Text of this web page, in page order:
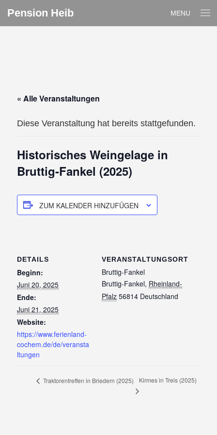
Pension Heib MENU
« Alle Veranstaltungen
Diese Veranstaltung hat bereits stattgefunden.
Historisches Weingelage in
Bruttig-Fankel (2025)
ZUM KALENDER HINZUFÜGEN
DETAILS
Beginn:
Juni 20, 2025
Ende:
Juni 21, 2025
Website:
https://www.ferienland-
cochem.de/de/veransta
ltungen
VERANSTALTUNGSORT
Bruttig-Fankel
Bruttig-Fankel, Rheinland-
Pfalz 56814 Deutschland
Traktorentreffen in Briedern (2025) Kirmes in Treis (2025)